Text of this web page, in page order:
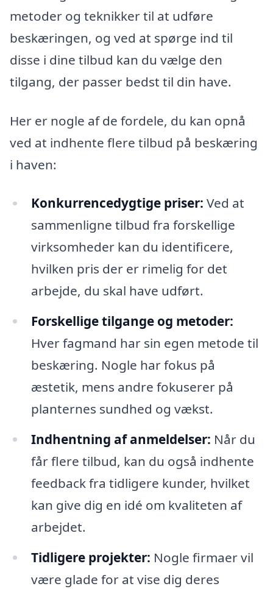
metoder og teknikker til at udføre
beskæringen, og ved at spørge ind til
disse i dine tilbud kan du vælge den
tilgang, der passer bedst til din have.
Her er nogle af de fordele, du kan opnå
ved at indhente flere tilbud på beskæring
i haven:
Konkurrencedygtige priser: Ved at
sammenligne tilbud fra forskellige
virksomheder kan du identificere,
hvilken pris der er rimelig for det
arbejde, du skal have udført.
Forskellige tilgange og metoder:
Hver fagmand har sin egen metode til
beskæring. Nogle har fokus på
æstetik, mens andre fokuserer på
planternes sundhed og vækst.
Indhentning af anmeldelser: Når du
får flere tilbud, kan du også indhente
feedback fra tidligere kunder, hvilket
kan give dig en idé om kvaliteten af
arbejdet.
Tidligere projekter: Nogle firmaer vil
være glade for at vise dig deres